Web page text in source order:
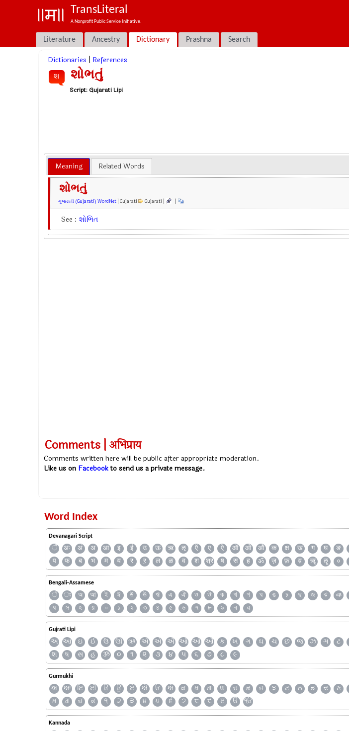
TransLiteral
A Nonprofit Public Service Initiative.
Literature Ancestry Dictionary Prashna Search
Dictionaries References
શ શોભતું
Script: Gujarati Lipi
Meaning Related Words
શોભતું
ગુજરાતી (Gujarati) WordNet| Gujarati Gujarati | |
See : શોભિત
Comments | अभिप्राय
Comments written here will be public after appropriate moderation.
Like us on Facebookto send us a private message.
Word Index
Devanagari Script
ँ अः अं अ आ इ ई उ ऊ ऋ ऌ ऍ ए ऐ ऑ ओ औ क क्ष ख ग घ ङ
प
फ ब भ म य र ऱ ल ळ व श श्र ष स ह ॐ ज़ फ़ य़ ॠ ॡ ०
Bengali-Assamese
ঁ ং অ আ ই ঈ উ ঊ ঋ এ ঐ ও ঔ ক খ গ ঘ ঙ চ ছ জ ঝ ঞ
ষ
স হ য় ০ ১ ২ ৩ ৪ ৫ ৬ ৭ ৮ ৯ ৰ ৱ
Gujrati Lipi
અ આ ઇ ઈ ઉ ઊ ઋ ઍ એ ઐ ઑ ઓ ઔ ક ખ ગ ઘ ચ છ જ ઝ ઞ ટ
શ
ષ સ હ ૐ ૦ ૧ ૨ ૩ ૪ ૫ ૬ ૭ ૮ ૯
Gurmukhi
ਅ ਆ ਇ ਈ ਉ ਊ ਏ ਐ ਓ ਔ ਕ ਖ ਗ ਘ ਚ ਛ ਜ ਝ ਟ ਠ ਡ ਢ ਣ
ਖ਼
ਗ਼ ਜ਼ ਫ਼ ੧ ੨ ੩ ੪ ੫ ੬ ੭ ੮ ੯ ੲ ੳ ੴ
Kannada